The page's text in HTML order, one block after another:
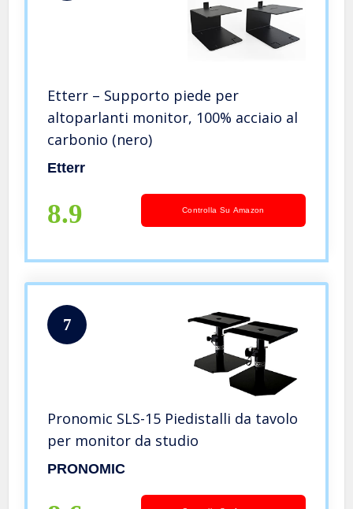
Etterr – Supporto piede per
altoparlanti monitor, 100% acciaio al
carbonio (nero)
Etterr
8.9 Controlla Su Amazon
7
Pronomic SLS-15 Piedistalli da tavolo
per monitor da studio
PRONOMIC